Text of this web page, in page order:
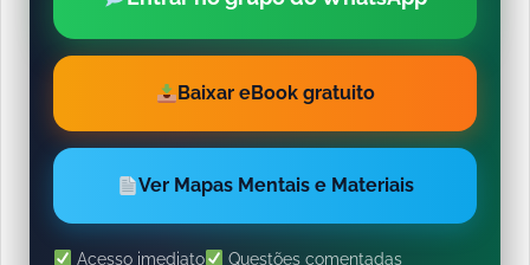
Baixar eBook gratuito
Ver Mapas Mentais e Materiais
Acesso imediato
Questões comentadas